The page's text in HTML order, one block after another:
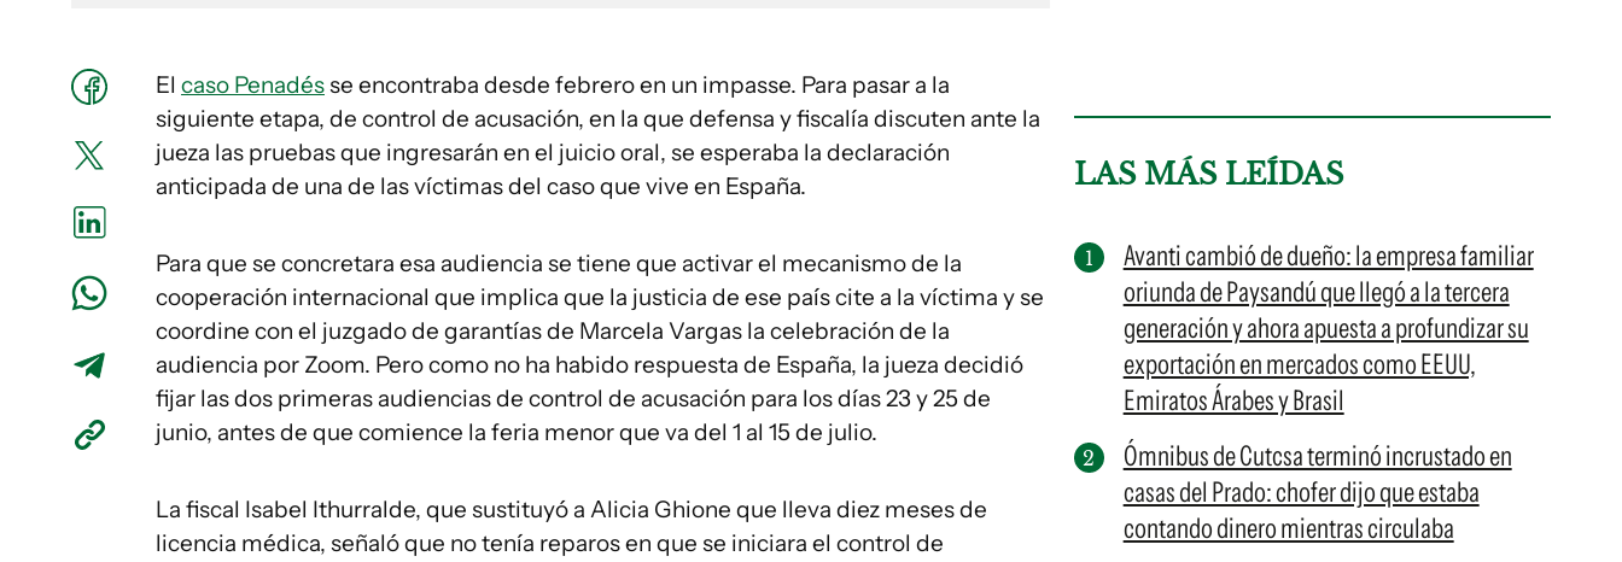
El caso Penadésse encontraba desde febrero en un impasse. Para pasar a la
siguiente etapa, de control de acusación, en la que defensa y fiscalía discuten ante la
jueza las pruebas que ingresarán en el juicio oral, se esperaba la declaración
anticipada de una de las víctimas del caso que vive en España.
Para que se concretara esa audiencia se tiene que activar el mecanismo de la
cooperación internacional que implica que la justicia de ese país cite a la víctima y se
coordine con el juzgado de garantías de Marcela Vargas la celebración de la
audiencia por Zoom. Pero como no ha habido respuesta de España, la jueza decidió
fijar las dos primeras audiencias de control de acusación para los días 23 y 25 de
junio, antes de que comience la feria menor que va del 1 al 15 de julio.
La fiscal Isabel Ithurralde, que sustituyó a Alicia Ghione que lleva diez meses de
licencia médica, señaló que no tenía reparos en que se iniciara el control de
LAS MÁS LEÍDAS
Avanti cambió de dueño: la empresa familiar
oriunda de Paysandú que llegó a la tercera
generación y ahora apuesta a profundizar su
exportación en mercados como EEUU,
Emiratos Árabes y Brasil
Ómnibus de Cutcsa terminó incrustado en
casas del Prado: chofer dijo que estaba
contando dinero mientras circulaba